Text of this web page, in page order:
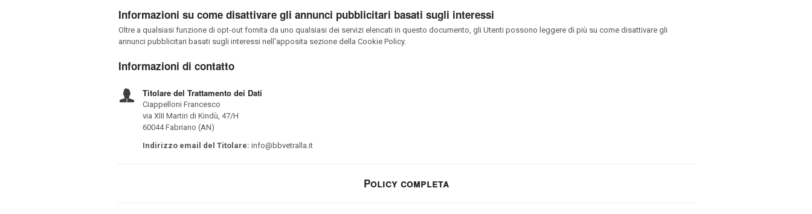
Informazioni su come disattivare gli annunci pubblicitari basati sugli interessi
Oltre a qualsiasi funzione di opt-out fornita da uno qualsiasi dei servizi elencati in questo documento, gli Utenti possono leggere di più su come disattivare gli
annunci pubblicitari basati sugli interessi nell'apposita sezione della Cookie Policy.
Informazioni di contatto
Titolare del Trattamento dei Dati
Ciappelloni Francesco
via XIII Martiri di Kindù, 47/H
60044 Fabriano (AN)
Indirizzo email del Titolare: info@bbvetralla.it
Policy completa